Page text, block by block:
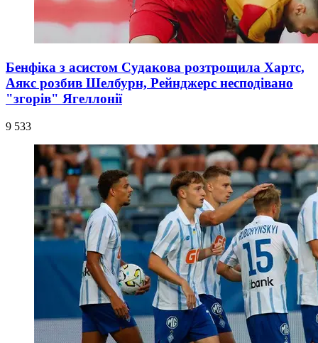
Бенфіка з асистом Судакова розтрощила Хартс,
Аякс розбив Шелбурн, Рейнджерс несподівано
"згорів" Ягеллонії
9 533